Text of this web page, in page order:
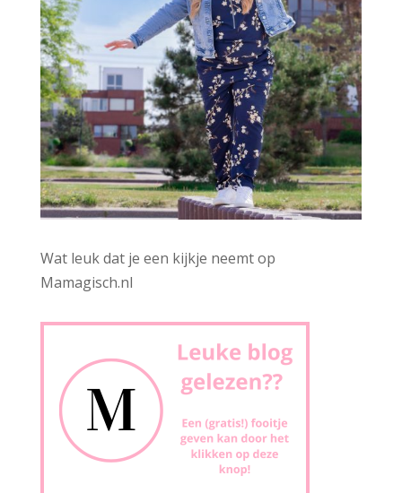
Wat leuk dat je een kijkje neemt op
Mamagisch.nl